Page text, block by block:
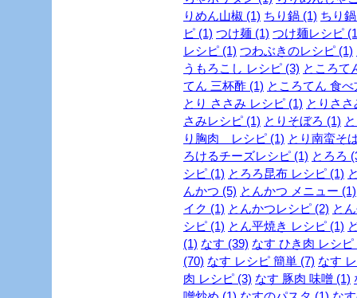
りめん山椒 (1) ちり鍋 (1) ちり
ピ (1) つけ麺 (1) つけ麺レシピ
レシピ (1) つわぶきのレシピ (1)
うもろこし レシピ (3) ところて
てん 三杯酢 (1) ところてん 食べ
とり ささみ レシピ (1) とりささ
さみレシピ (1) とりそぼろ (1)
り胸肉 レシピ (1) とり南蛮そ
ろけるチーズレシピ (1) とろろ
シピ (1) とろろ昆布 レシピ (1)
んかつ (5) とんかつ メニュー (1)
イク (1) とんかつレシピ (2) と
シピ (1) とん平焼き レシピ (1)
(1) なす (39) なす ひき肉 レシピ
(70) なす レシピ 簡単 (7) なす
肉 レシピ (3) なす 豚肉 味噌 (1)